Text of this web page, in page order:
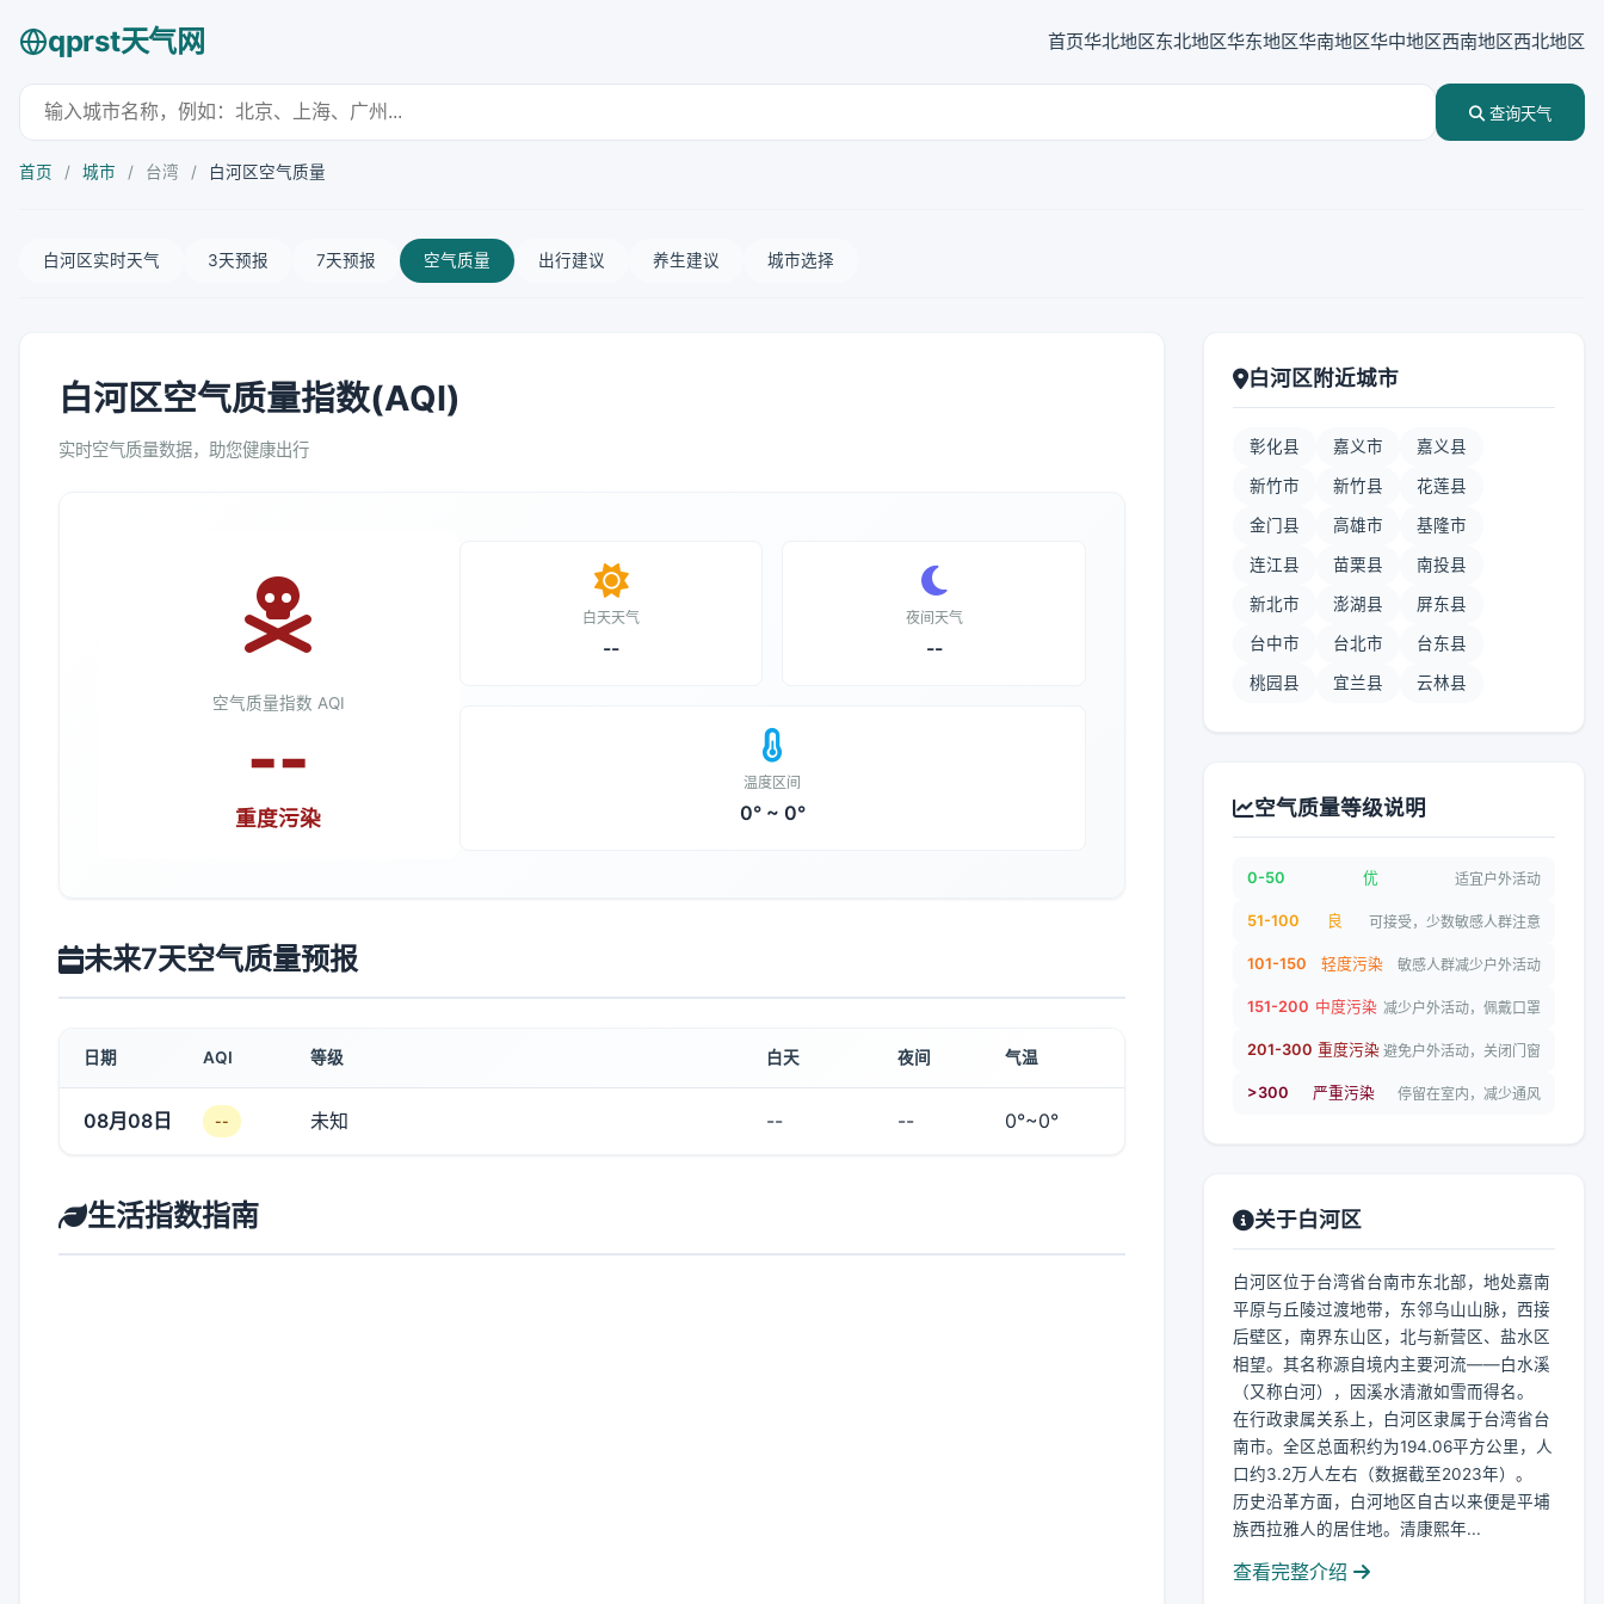
qprst天气网 首页华北地区东北地区华东地区华南地区华中地区西南地区西北地区
查询天气
首页 / 城市 / 台湾 / 白河区空气质量
白河区实时天气 3天预报 7天预报 空气质量 出行建议 养生建议 城市选择
白河区空气质量指数(AQI)
实时空气质量数据，助您健康出行
空气质量指数 AQI
--
重度污染
白天天气
--
夜间天气
--
温度区间
0° ~ 0°
未来7天空气质量预报
日期 AQI 等级 白天 夜间 气温
08月08日 -- 未知 -- -- 0°~0°
生活指数指南
白河区附近城市
彰化县 嘉义市 嘉义县
新竹市 新竹县 花莲县
金门县 高雄市 基隆市
连江县 苗栗县 南投县
新北市 澎湖县 屏东县
台中市 台北市 台东县
桃园县 宜兰县 云林县
空气质量等级说明
0-50 优 适宜户外活动
51-100 良 可接受，少数敏感人群注意
101-150 轻度污染 敏感人群减少户外活动
151-200 中度污染 减少户外活动，佩戴口罩
201-300 重度污染 避免户外活动，关闭门窗
>300 严重污染 停留在室内，减少通风
关于白河区
白河区位于台湾省台南市东北部，地处嘉南
平原与丘陵过渡地带，东邻乌山山脉，西接
后壁区，南界东山区，北与新营区、盐水区
相望。其名称源自境内主要河流——白水溪
（又称白河），因溪水清澈如雪而得名。
在行政隶属关系上，白河区隶属于台湾省台
南市。全区总面积约为194.06平方公里，人
口约3.2万人左右（数据截至2023年）。
历史沿革方面，白河地区自古以来便是平埔
族西拉雅人的居住地。清康熙年...
查看完整介绍